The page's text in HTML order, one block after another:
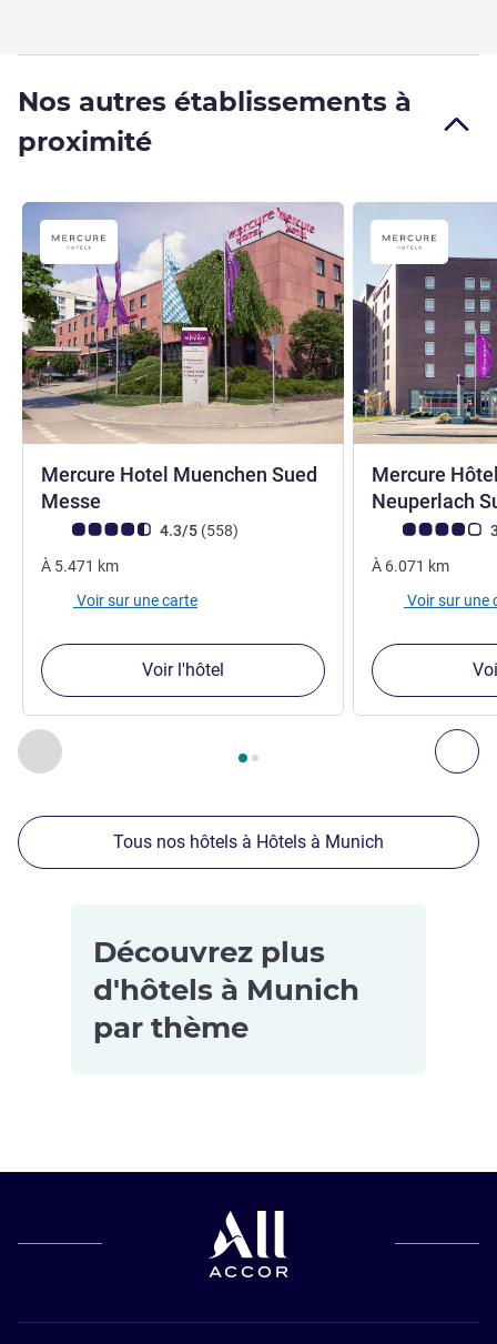
Nos autres établissements à
proximité
Précédent - Nos autres établissements à proximité
Page , Nos autres établissements à proximité 1 :,
Mercure Hotel Muenchen Sued
Messe
Note Avis clients (Note ALL)
4.3/5 (558avis
)
À 5.471 km
Voir sur une carte
Voir l'hôtel
Mercure
Neuperlach
Note Avis clients
À 6.071 km
Voir sur une
Tous nos hôtels à Hôtels à Munich
Découvrez plus
d'hôtels à Munich
par thème
familles à
Hôtels
4 étoiles à
Appart'hôtels